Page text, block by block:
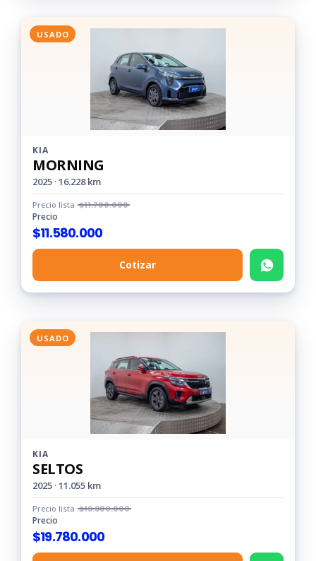
USADO
KIA
MORNING
2025 · 16.228 km
Precio lista $11.780.000
Precio
$11.580.000
Cotizar
USADO
KIA
SELTOS
2025 · 11.055 km
Precio lista $19.980.000
Precio
$19.780.000